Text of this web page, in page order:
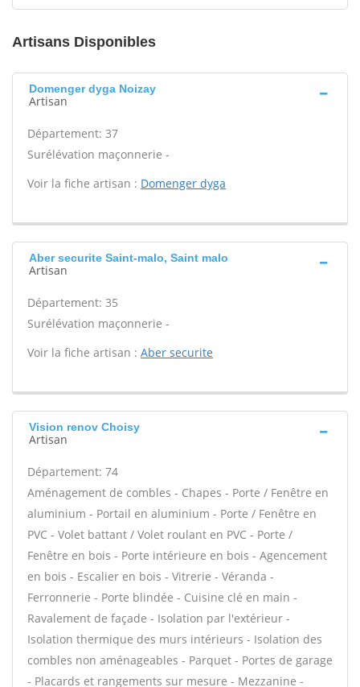
Artisans Disponibles
Domenger dyga Noizay
Artisan
Département: 37
Surélévation maçonnerie -
Voir la fiche artisan : Domenger dyga
Aber securite Saint-malo, Saint malo
Artisan
Département: 35
Surélévation maçonnerie -
Voir la fiche artisan : Aber securite
Vision renov Choisy
Artisan
Département: 74
Aménagement de combles - Chapes - Porte / Fenêtre en
aluminium - Portail en aluminium - Porte / Fenêtre en
PVC - Volet battant / Volet roulant en PVC - Porte /
Fenêtre en bois - Porte intérieure en bois - Agencement
en bois - Escalier en bois - Vitrerie - Véranda -
Ferronnerie - Porte blindée - Cuisine clé en main -
Ravalement de façade - Isolation par l'extérieur -
Isolation thermique des murs intérieurs - Isolation des
combles non aménageables - Parquet - Portes de garage
- Placards et rangements sur mesure - Mezzanine -